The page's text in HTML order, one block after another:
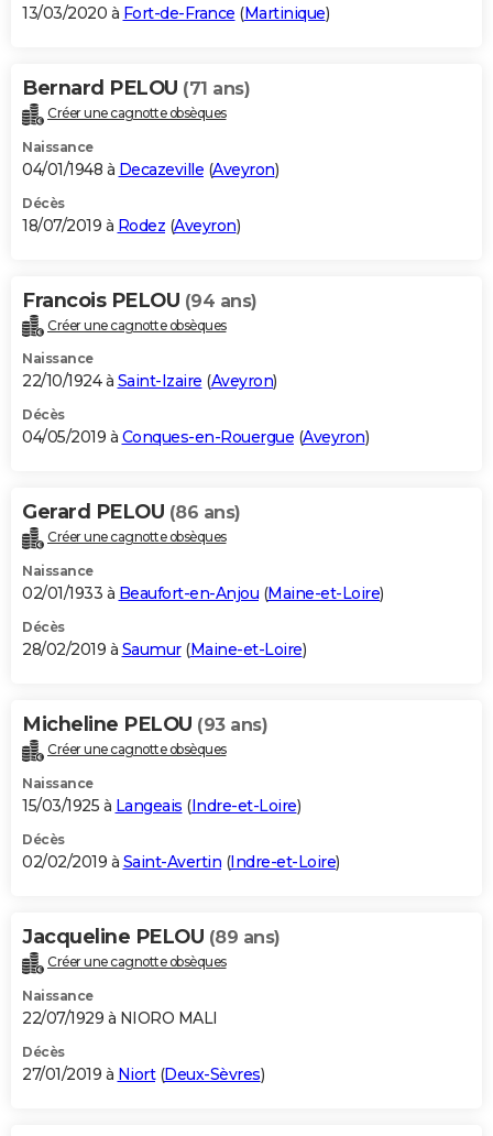
13/03/2020 à Fort-de-France (Martinique)
Bernard PELOU (71 ans)
Créer une cagnotte obsèques
Naissance
04/01/1948 à Decazeville (Aveyron)
Décès
18/07/2019 à Rodez (Aveyron)
Francois PELOU (94 ans)
Créer une cagnotte obsèques
Naissance
22/10/1924 à Saint-Izaire (Aveyron)
Décès
04/05/2019 à Conques-en-Rouergue (Aveyron)
Gerard PELOU (86 ans)
Créer une cagnotte obsèques
Naissance
02/01/1933 à Beaufort-en-Anjou (Maine-et-Loire)
Décès
28/02/2019 à Saumur(Maine-et-Loire)
Micheline PELOU (93 ans)
Créer une cagnotte obsèques
Naissance
15/03/1925 à Langeais (Indre-et-Loire)
Décès
02/02/2019 à Saint-Avertin (Indre-et-Loire)
Jacqueline PELOU (89 ans)
Créer une cagnotte obsèques
Naissance
22/07/1929 à NIORO MALI
Décès
27/01/2019 à Niort(Deux-Sèvres)